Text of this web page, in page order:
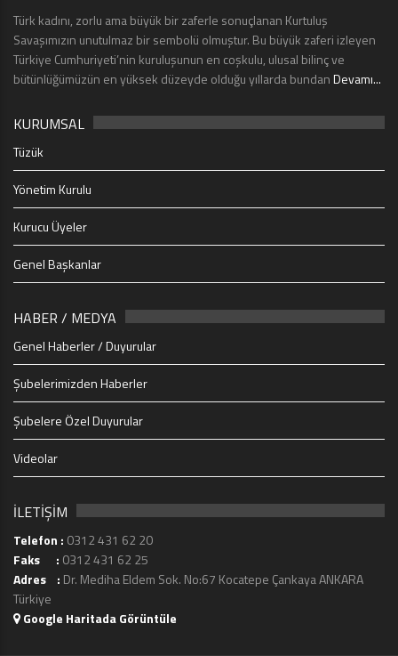
Türk kadını, zorlu ama büyük bir zaferle sonuçlanan Kurtuluş
Savaşımızın unutulmaz bir sembolü olmuştur. Bu büyük zaferi izleyen
Türkiye Cumhuriyeti’nin kuruluşunun en coşkulu, ulusal bilinç ve
bütünlüğümüzün en yüksek düzeyde olduğu yıllarda bundanDevamı...
KURUMSAL
Tüzük
Yönetim Kurulu
Kurucu Üyeler
Genel Başkanlar
HABER / MEDYA
Genel Haberler / Duyurular
Şubelerimizden Haberler
Şubelere Özel Duyurular
Videolar
İLETİŞİM
Telefon : 0312 431 62 20
Faks : 0312 431 62 25
Adres : Dr. Mediha Eldem Sok. No:67 Kocatepe Çankaya ANKARA
Türkiye
Google Haritada Görüntüle